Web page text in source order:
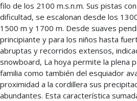
filo de los 2100 m.s.n.m. Sus pistas
dificultad, se escalonan desde los
1500 m y 1700 m. Desde suaves
principiante y para los niños hasta
abruptas y recorridos extensos,
snowboard, La hoya permite la plena
familia como también del esquiador
proximidad a la cordillera sus
abundantes. Esta característica